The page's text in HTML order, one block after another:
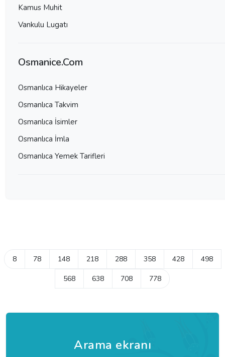
Kamus Muhit
Vankulu Lugatı
Osmanice.Com
Osmanlıca Hikayeler
Osmanlıca Takvim
Osmanlıca İsimler
Osmanlıca İmla
Osmanlıca Yemek Tarifleri
8 78 148 218 288 358 428 498
568 638 708 778
Arama ekranı